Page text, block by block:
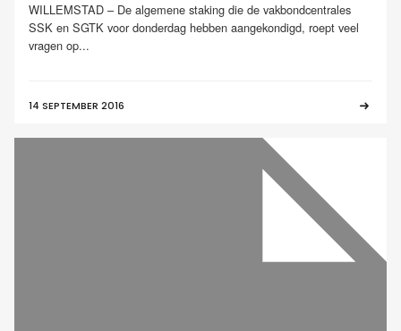
WILLEMSTAD – De algemene staking die de vakbondcentrales
SSK en SGTK voor donderdag hebben aangekondigd, roept veel
vragen op...
14 SEPTEMBER 2016